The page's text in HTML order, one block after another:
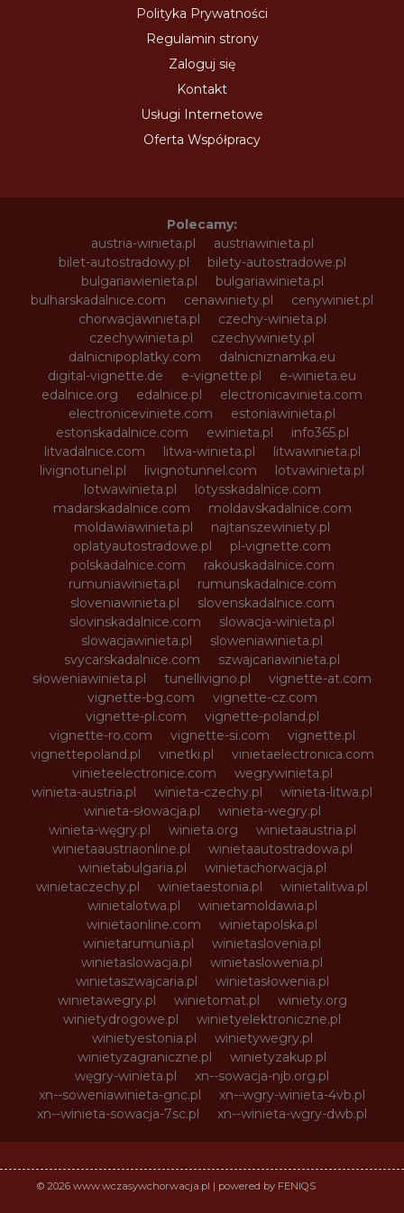
Polityka Prywatności
Regulamin strony
Zaloguj się
Kontakt
Usługi Internetowe
Oferta Współpracy
Polecamy:
austria-winieta.pl
austriawinieta.pl
bilet-autostradowy.pl
bilety-autostradowe.pl
bulgariawienieta.pl
bulgariawinieta.pl
bulharskadalnice.com
cenawiniety.pl
cenywiniet.pl
chorwacjawinieta.pl
czechy-winieta.pl
czechywinieta.pl
czechywiniety.pl
dalnicnipoplatky.com
dalnicniznamka.eu
digital-vignette.de
e-vignette.pl
e-winieta.eu
edalnice.org
edalnice.pl
electronicavinieta.com
electroniceviniete.com
estoniawinieta.pl
estonskadalnice.com
ewinieta.pl
info365.pl
litvadalnice.com
litwa-winieta.pl
litwawinieta.pl
livignotunel.pl
livignotunnel.com
lotvawinieta.pl
lotwawinieta.pl
lotysskadalnice.com
madarskadalnice.com
moldavskadalnice.com
moldawiawinieta.pl
najtanszewiniety.pl
oplatyautostradowe.pl
pl-vignette.com
polskadalnice.com
rakouskadalnice.com
rumuniawinieta.pl
rumunskadalnice.com
sloveniawinieta.pl
slovenskadalnice.com
slovinskadalnice.com
slowacja-winieta.pl
slowacjawinieta.pl
sloweniawinieta.pl
svycarskadalnice.com
szwajcariawinieta.pl
słoweniawinieta.pl
tunellivigno.pl
vignette-at.com
vignette-bg.com
vignette-cz.com
vignette-pl.com
vignette-poland.pl
vignette-ro.com
vignette-si.com
vignette.pl
vignettepoland.pl
vinetki.pl
vinietaelectronica.com
vinieteelectronice.com
wegrywinieta.pl
winieta-austria.pl
winieta-czechy.pl
winieta-litwa.pl
winieta-słowacja.pl
winieta-wegry.pl
winieta-węgry.pl
winieta.org
winietaaustria.pl
winietaaustriaonline.pl
winietaautostradowa.pl
winietabulgaria.pl
winietachorwacja.pl
winietaczechy.pl
winietaestonia.pl
winietalitwa.pl
winietalotwa.pl
winietamoldawia.pl
winietaonline.com
winietapolska.pl
winietarumunia.pl
winietaslovenia.pl
winietaslowacja.pl
winietaslowenia.pl
winietaszwajcaria.pl
winietasłowenia.pl
winietawegry.pl
winietomat.pl
winiety.org
winietydrogowe.pl
winietyelektroniczne.pl
winietyestonia.pl
winietywegry.pl
winietyzagraniczne.pl
winietyzakup.pl
węgry-winieta.pl
xn--sowacja-njb.org.pl
xn--soweniawinieta-gnc.pl
xn--wgry-winieta-4vb.pl
xn--winieta-sowacja-7sc.pl
xn--winieta-wgry-dwb.pl
© 2026 www.wczasywchorwacja.pl | powered by FENIQS